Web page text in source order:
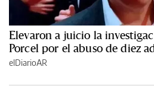
Elevaron a juicio la
Porcel por el abuso de diez
elDiarioAR